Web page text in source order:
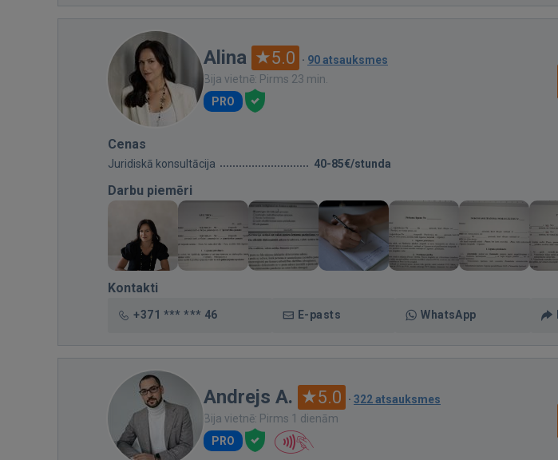
Alina 5.0 · 90 atsauksmes
Bija vietnē: Pirms 23 min.
PRO
Cenas
Juridiskā konsultācija 40-85€/stunda
Darbu piemēri
Kontakti
+371 *** *** 46 E-pasts WhatsApp
Andrejs A. 5.0 · 322 atsauksmes
Bija vietnē: Pirms 1 dienām
PRO